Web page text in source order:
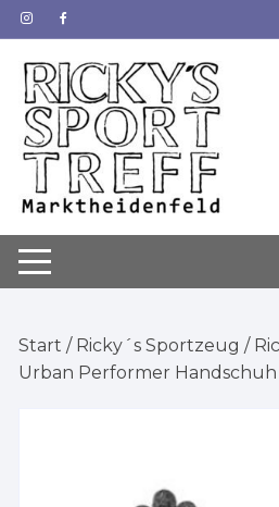
Zum
Inhalt
springen
Start / Ricky´s Sportzeug /
Urban Performer Handschuh